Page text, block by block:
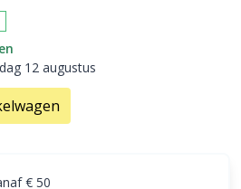
12 augustus
€ 50